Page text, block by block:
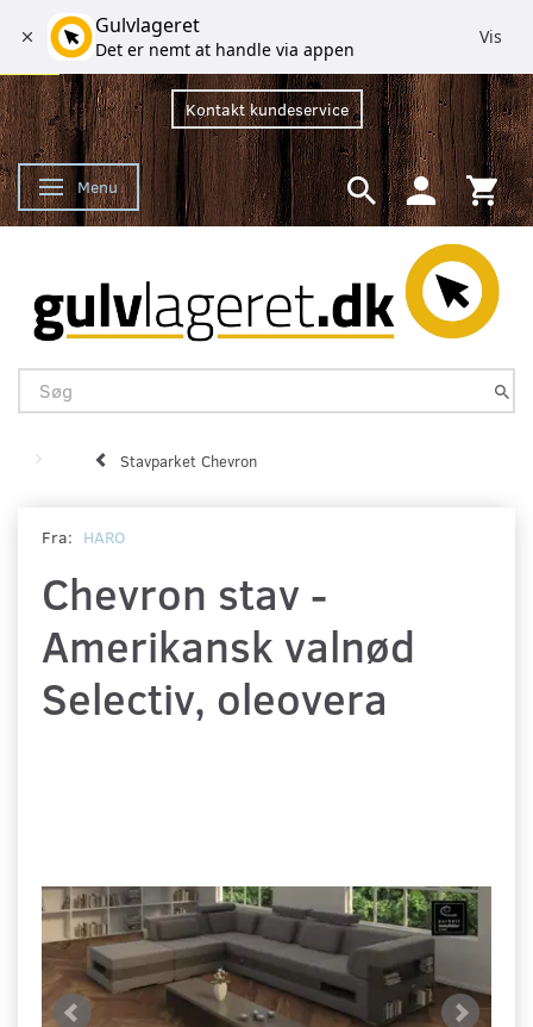
Kontakt kundeservice
Skifte navigation
Menu
Stavparket Chevron
Fra: HARO
Chevron stav -
Amerikansk valnød
Selectiv, oleovera
Gulvlageret
Det er nemt at handle via appen
Vis